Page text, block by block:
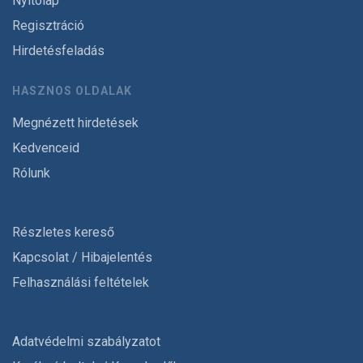
Regisztráció
Hirdetésfeladás
HASZNOS OLDALAK
Megnézett hirdetések
Kedvenceid
Rólunk
Részletes kereső
Kapcsolat / Hibajelentés
Felhasználási feltételek
Adatvédelmi szabályzatot